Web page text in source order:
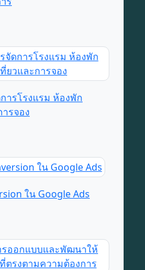
ารโรงแรม ห้องพัก
รจอง
ใน Google Ads